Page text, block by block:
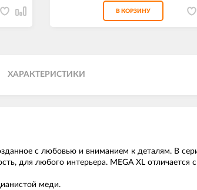
В КОРЗИНУ
ХАРАКТЕРИСТИКИ
с любовью и вниманием к деталям. В
для любого интерьера. MEGA XL
меди.